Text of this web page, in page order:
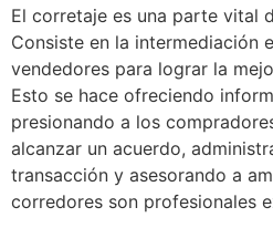
El corretaje es una parte vital
Consiste en la intermediación
vendedores para lograr la
Esto se hace ofreciendo
presionando a los
alcanzar un acuerdo,
transacción y asesorando a
corredores son profesionales